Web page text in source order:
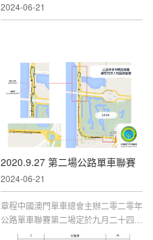
2024-06-21
2020.9.27 第二場公路單車聯賽
2024-06-21
章程中國澳門單車總會主辦二零二零年
公路單車聯賽第二場定於九月二十四日
於西堤馬路、蓮花海濱大馬路舉行繞圈